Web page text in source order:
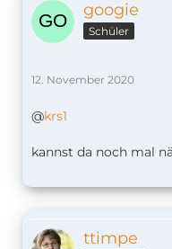
googie
Schüler
12. November 2020
@krs1
kannst da noch mal
ttimpe